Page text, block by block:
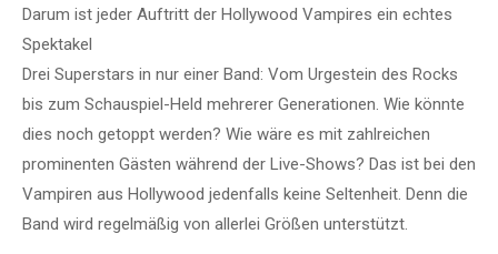
Darum ist jeder Auftritt der Hollywood Vampires ein echtes
Spektakel
Drei Superstars in nur einer Band: Vom Urgestein des Rocks
bis zum Schauspiel-Held mehrerer Generationen. Wie könnte
dies noch getoppt werden? Wie wäre es mit zahlreichen
prominenten Gästen während der Live-Shows? Das ist bei den
Vampiren aus Hollywood jedenfalls keine Seltenheit. Denn die
Band wird regelmäßig von allerlei Größen unterstützt.